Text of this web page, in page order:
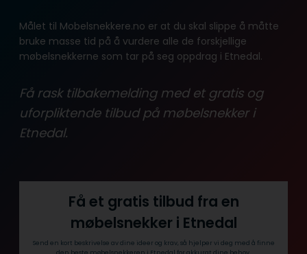
Målet til Mobelsnekkere.no er at du skal slippe å måtte
bruke masse tid på å vurdere alle de forskjellige
møbelsnekkerne som tar på seg oppdrag i Etnedal.
Få rask tilbakemelding med et gratis og
uforpliktende tilbud på møbelsnekker i
Etnedal.
Få et gratis tilbud fra en
møbelsnekker i Etnedal
Send en kort beskrivelse av dine ideer og krav, så hjelper vi deg med å finne
den beste møbelsnekkeren i Etnedal for akkurat dine behov.